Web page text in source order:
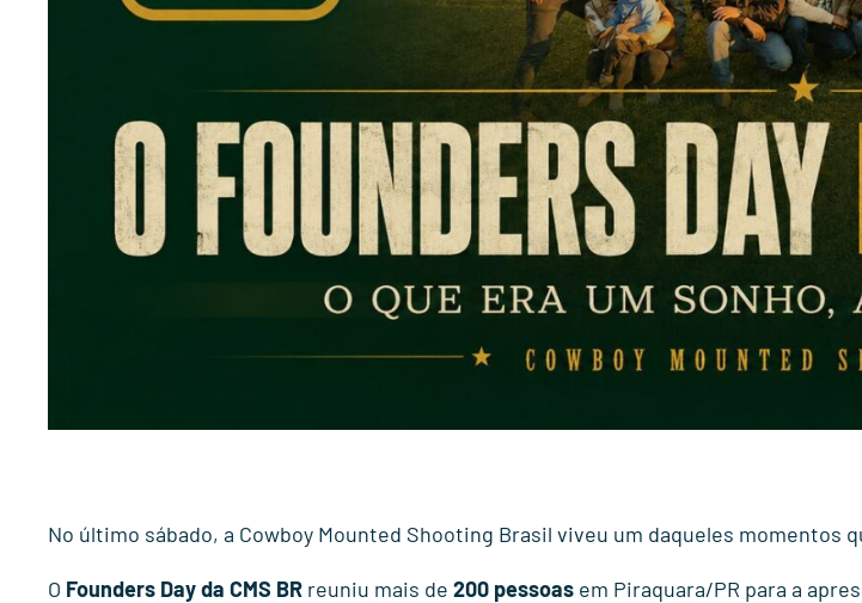
No último sábado, a Cowboy Mounted Shooting Brasil viveu um daqueles momentos
O Founders Day da CMS BR reuniu mais de 200 pessoas em Piraquara/PR para a